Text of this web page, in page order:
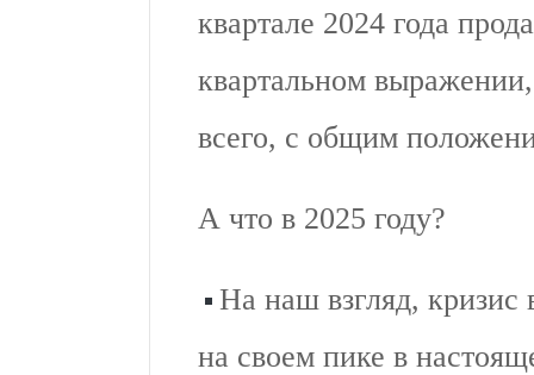
квартале 2024 года
квартальном
всего, с общим
А что в 2025 году?
На наш взгляд, кризис
на своем пике в